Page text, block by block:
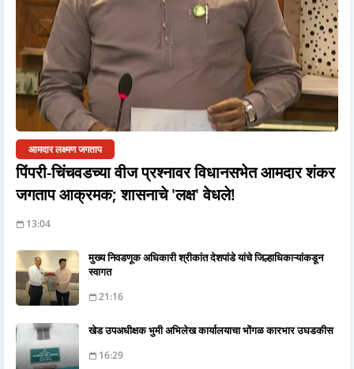
आमदार लक्ष्मण जगताप
पिंपरी-चिंचवडच्या वीज प्रश्नावर विधानसभेत आमदार शंकर
जगताप आक्रमक; शासनाचे 'लक्ष' वेधले!
13:04
मुख्य निवडणूक अधिकारी श्रीकांत देशपांडे यांचे जिल्हाधिकाऱ्यांकडून
स्वागत
21:16
खेड उपअधीक्षक भुमी अभिलेख कार्यालयाचा भोंगळ कारभार उघडकीस
16:29